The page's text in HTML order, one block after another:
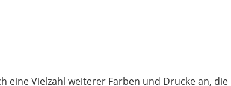
eine Vielzahl weiterer Farben und Drucke an, die